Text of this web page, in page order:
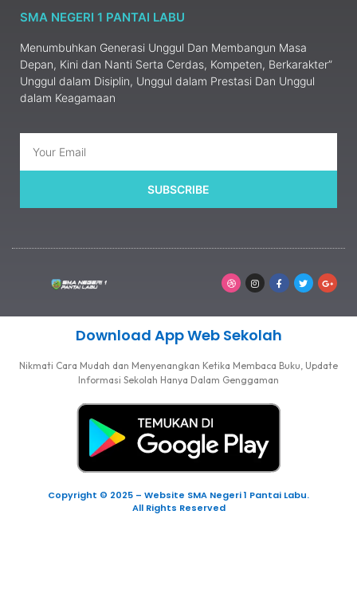
SMA NEGERI 1 PANTAI LABU
Menumbuhkan Generasi Unggul Dan Membangun Masa
Depan, Kini dan Nanti Serta Cerdas, Kompeten, Berkarakter”
Unggul dalam Disiplin, Unggul dalam Prestasi Dan Unggul
dalam Keagamaan
SUBSCRIBE
Download App Web Sekolah
Nikmati Cara Mudah dan Menyenangkan Ketika Membaca Buku, Update
Informasi Sekolah Hanya Dalam Genggaman
Copyright © 2025 – Website SMA Negeri 1 Pantai Labu.
All Rights Reserved